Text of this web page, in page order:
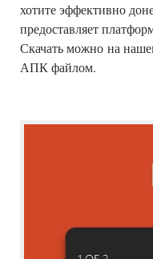
хотите эффективно
предоставляет
Скачать можно на
АПК файлом.